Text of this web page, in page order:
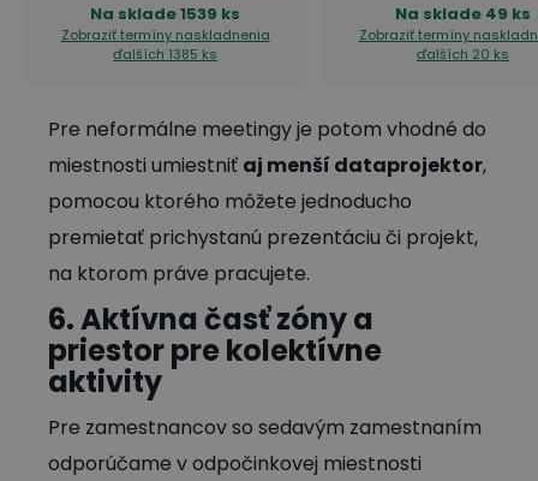
Na sklade1539 ks
Zobraziť termíny naskladnenia
ďalších 1385 ks
Na sklade 49 ks
Zobraziť termíny
ďalších 20 ks
Pre neformálne meetingy je potom vhodné do
miestnosti umiestniť aj menší dataprojektor,
pomocou ktorého môžete jednoducho
premietať prichystanú prezentáciu či projekt,
na ktorom práve pracujete.
6. Aktívna časť zóny a
priestor pre kolektívne
aktivity
Pre zamestnancov so sedavým zamestnaním
odporúčame v odpočinkovej miestnosti